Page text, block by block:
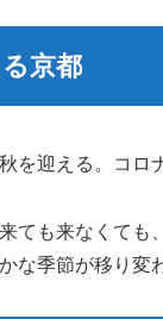
京都
を迎える。コロ
ても来なくても
な季節が移り変